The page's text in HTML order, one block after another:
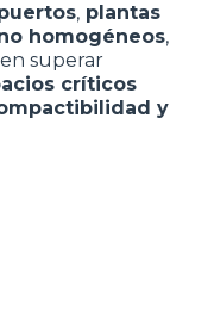
, plantas
homogéneos,
superar
críticos
y